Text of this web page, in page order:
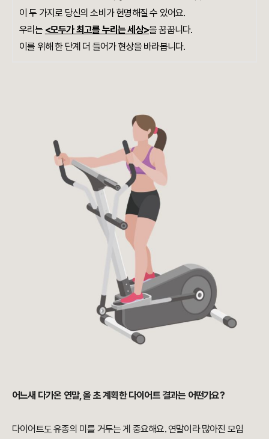
이 두 가지로 당신의 소비가 현명해질 수 있어요.
우리는 <모두가 최고를 누리는 세상>을 꿈꿉니다.
이를 위해 한 단계 더 들어가 현상을 바라봅니다.
어느새 다가온 연말, 올 초 계획한 다이어트 결과는 어떤가요?
다이어트도 유종의 미를 거두는 게 중요해요. 연말이라 많아진 모임